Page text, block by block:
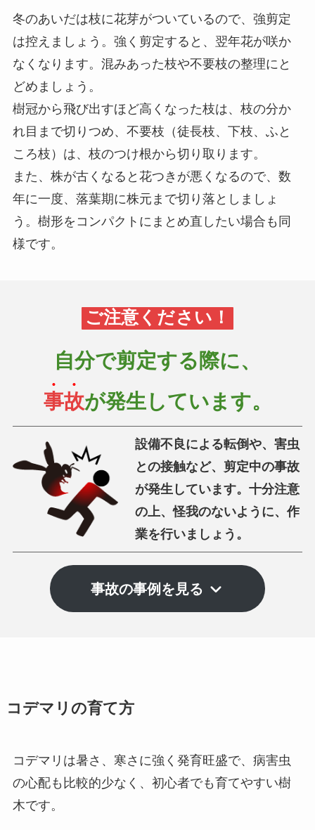
冬のあいだは枝に花芽がついているので、強剪定
は控えましょう。強く剪定すると、翌年花が咲か
なくなります。混みあった枝や不要枝の整理にと
どめましょう。
樹冠から飛び出すほど高くなった枝は、枝の分か
れ目まで切りつめ、不要枝（徒長枝、下枝、ふと
ころ枝）は、枝のつけ根から切り取ります。
また、株が古くなると花つきが悪くなるので、数
年に一度、落葉期に株元まで切り落としましょ
う。樹形をコンパクトにまとめ直したい場合も同
様です。
ご注意ください！
自分で剪定する際に、
事故が発生しています。
設備不良による転倒や、害虫
との接触など、剪定中の事故
が発生しています。十分注意
の上、怪我のないように、作
業を行いましょう。
事故の事例を見る
コデマリの育て方
コデマリは暑さ、寒さに強く発育旺盛で、病害虫
の心配も比較的少なく、初心者でも育てやすい樹
木です。